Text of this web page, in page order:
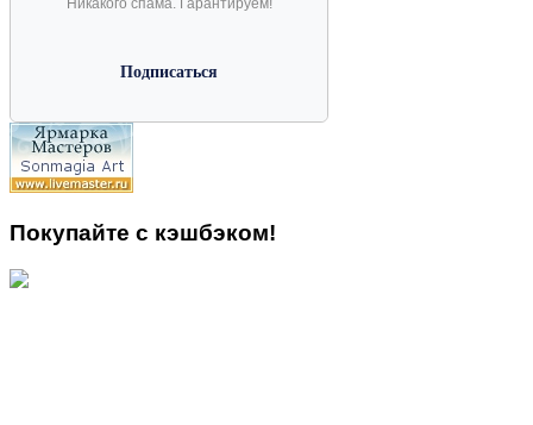
Никакого спама. Гарантируем!
Покупайте с кэшбэком!